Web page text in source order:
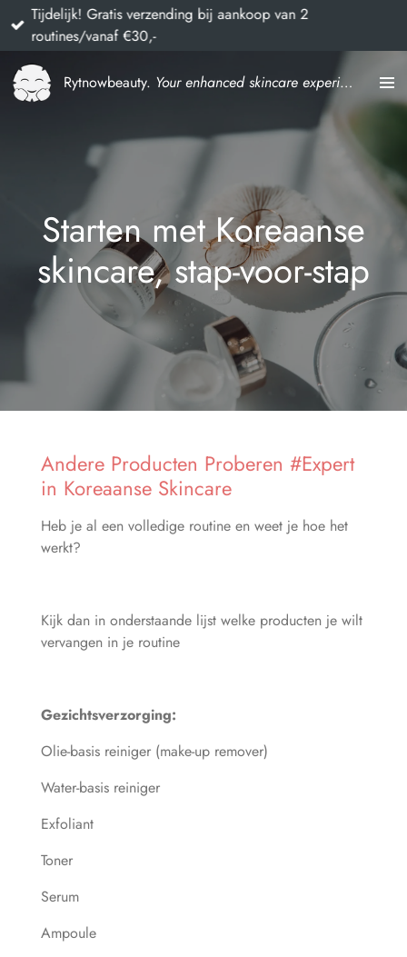
Ga
direct
naar
de
hoofdinhoud
Rytnowbeauty. Your enhanced skincare experience
Tijdelijk! Gratis verzending bij aankoop van 2
routines/vanaf €30,-
Starten met Koreaanse
skincare, stap-voor-stap
Andere Producten Proberen #Expert
in Koreaanse Skincare
Heb je al een volledige routine en weet je hoe het
werkt?
Kijk dan in onderstaande lijst welke producten je wilt
vervangen in je routine
Gezichtsverzorging:
Olie-basis reiniger (make-up remover)
Water-basis reiniger
Exfoliant
Toner
Serum
Ampoule